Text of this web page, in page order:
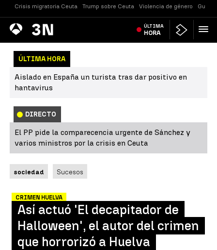
Crisis migratoria Ceuta Trump sobre Ceuta Violencia de género
Antena
3 Noticias ÚLTIMA
HORA
ÚLTIMA HORA
Aislado en España un turista tras dar positivo en
hantavirus
DIRECTO
El PP pide la comparecencia urgente de Sánchez y
varios ministros por la crisis en Ceuta
sociedad Sucesos
CRIMEN HUELVA
Así actuó 'El decapitador de
Halloween', el autor del crimen
que horrorizó a Huelva